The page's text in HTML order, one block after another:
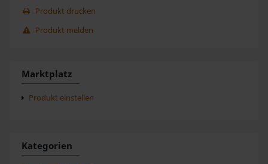
Produkt drucken
Produkt melden
Marktplatz
Produkt einstellen
Kategorien